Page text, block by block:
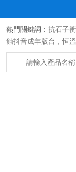
熱門關鍵詞：抗石子
蝕抖音成年版台，恒
耐氣候老化抖音成年
箱，淋雨抖音成年版